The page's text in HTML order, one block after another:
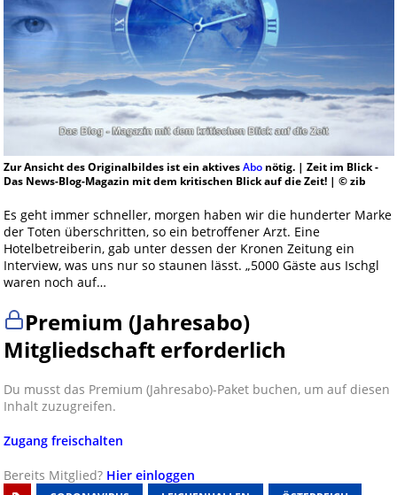
Zur Ansicht des Originalbildes ist ein aktivesAbonötig. | Zeit im Blick -
Das News-Blog-Magazin mit dem kritischen Blick auf die Zeit! | © zib
Es geht immer schneller, morgen haben wir die hunderter Marke
der Toten überschritten, so ein betroffener Arzt. Eine
Hotelbetreiberin, gab unter dessen der Kronen Zeitung ein
Interview, was uns nur so staunen lässt. „5000 Gäste aus Ischgl
waren noch auf…
Premium (Jahresabo)
Mitgliedschaft erforderlich
Du musst das Premium (Jahresabo)-Paket buchen, um auf diesen
Inhalt zuzugreifen.
Zugang freischalten
Bereits Mitglied? Hier einloggen